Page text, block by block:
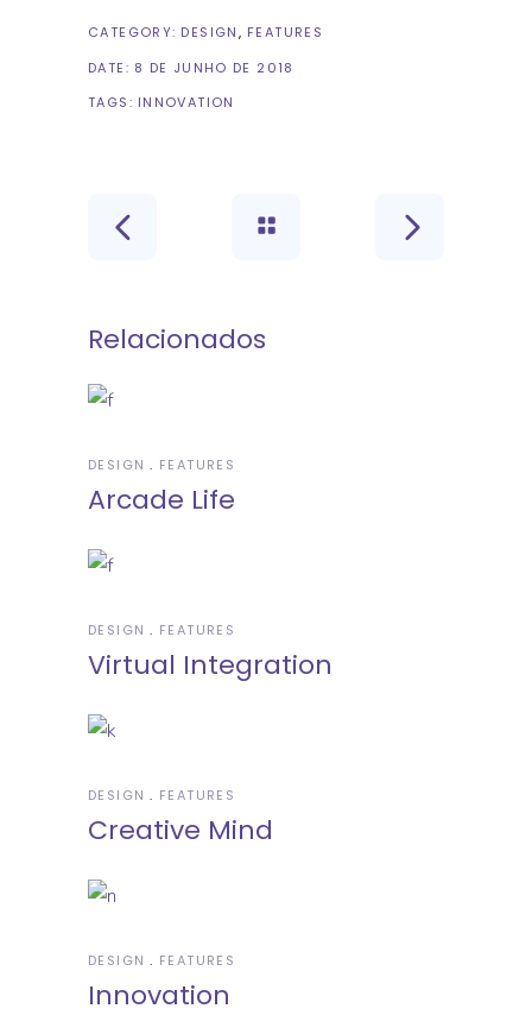
CATEGORY: DESIGN
FEATURES
DATE: 8 DE JUNHO DE 2018
TAGS: INNOVATION
Relacionados
DESIGN FEATURES
Arcade Life
DESIGN FEATURES
Virtual Integration
DESIGN FEATURES
Creative Mind
DESIGN FEATURES
Innovation